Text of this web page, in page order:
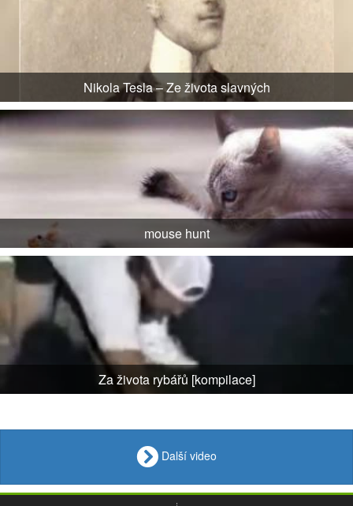
Nikola Tesla – Ze života slavných
mouse hunt
Za života rybářů [kompilace]
Další video